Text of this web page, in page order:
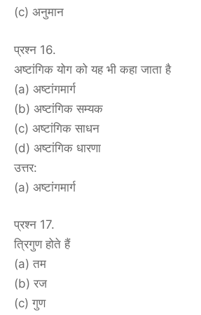
(c) अनुमान
प्रश्न 16.
अष्टांगिक योग को यह भी कहा जाता है
(a) अष्टांगमार्ग
(b) अष्टांगिक सम्यक
(c) अष्टांगिक साधन
(d) अष्टांगिक धारणा
उत्तर:
(a) अष्टांगमार्ग
प्रश्न 17.
त्रिगुण होते हैं
(a) तम
(b) रज
(c) गुण